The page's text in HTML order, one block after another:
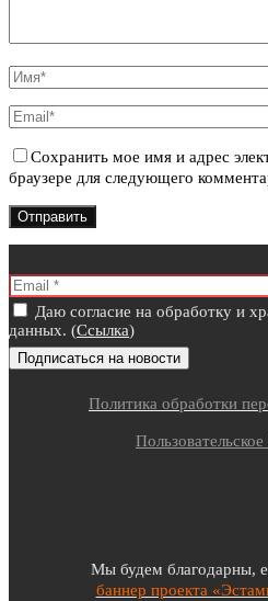
Сохранить мое имя и адрес
браузере для следующего
Даю согласие на обработку и
данных. (Ссылка)
Политика обработки
Мы будем благодарны,
баннер проекта